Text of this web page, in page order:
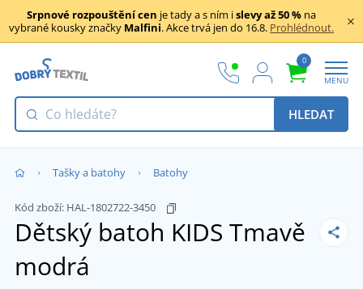
Srpnové rozpouštění cen je tady a s ním islevy až 50 % na
vybrané kousky značky Malfini. Akce trvá jen do 16.8. Prohlédnout.
0
MENU
HLEDAT
Tašky a batohy Batohy
Kód zboží: HAL-1802722-3450
Dětský batoh KIDS Tmavě
modrá